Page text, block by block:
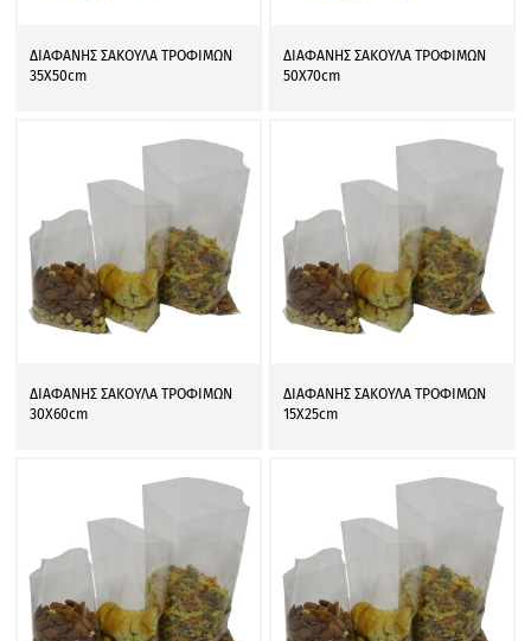
ΔΙΑΦΑΝΗΣ ΣΑΚΟΥΛΑ ΤΡΟΦΙΜΩΝ
35Χ50cm
ΔΙΑΦΑΝΗΣ ΣΑΚΟΥΛΑ ΤΡΟΦΙΜΩΝ
50Χ70cm
ΔΙΑΦΑΝΗΣ ΣΑΚΟΥΛΑ ΤΡΟΦΙΜΩΝ
30Χ60cm
ΔΙΑΦΑΝΗΣ ΣΑΚΟΥΛΑ ΤΡΟΦΙΜΩΝ
15Χ25cm